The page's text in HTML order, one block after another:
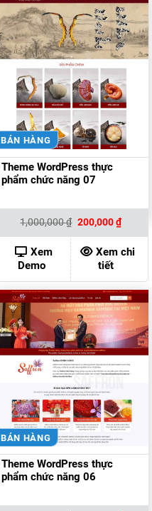
BÁN HÀNG
Theme WordPress thực
phẩm chức năng 07
1,000,000₫ Giá
là:
1,000,000 ₫.
200,000₫Giá
hiện
tại
là:
Xem
Demo
Xem chi
tiết
BÁN HÀNG
Theme WordPress thực
phẩm chức năng 06